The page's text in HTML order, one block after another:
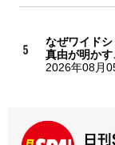
なぜワイド
真由が明か
2026年08月